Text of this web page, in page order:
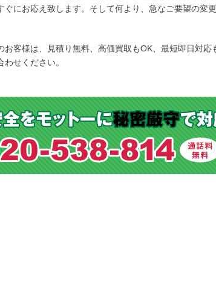
ぐにお応え致します。そして何より、急なご要望の変
お客様は、見積り無料、高価買取もOK、最短即日対応
せください。